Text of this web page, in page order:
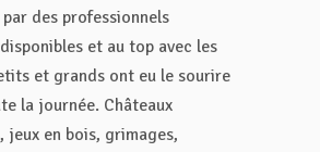
des professionnels
et au top avec les
et grands ont eu le sourire
la journée. Châteaux
jeux en bois, grimages,